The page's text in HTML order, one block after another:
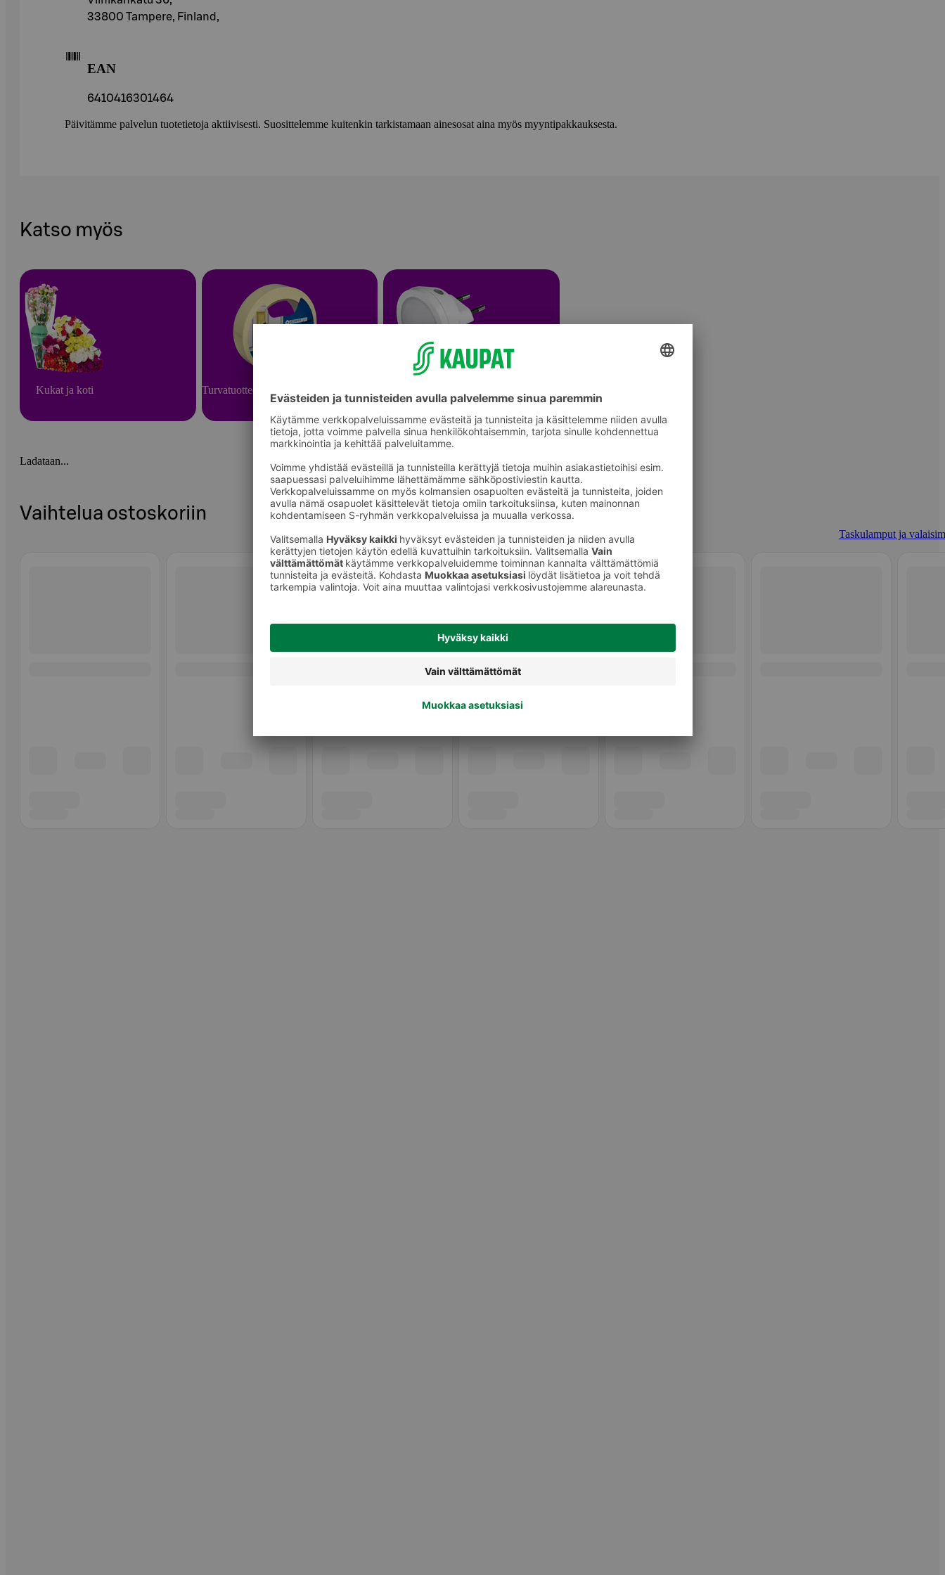
33800 Tampere, Finland,
EAN
6410416301464
Päivitämme palvelun tuotetietoja aktiivisesti. Suosittelemme kuitenkin tarkistamaan ainesosat aina myös myyntipakkauksesta.
Katso myös
Kukat ja koti Turvatuotteet ja arjen apuvälineet
Ladataan...
Vaihtelua ostoskoriin
Taskulamput ja